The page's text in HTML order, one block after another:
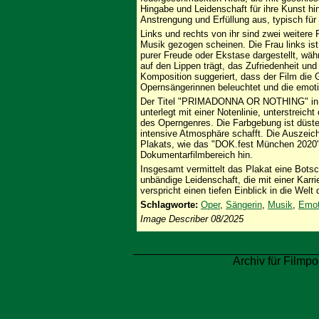
Hingabe und Leidenschaft für ihre Kunst
Anstrengung und Erfüllung aus, typisch
Links und rechts von ihr sind zwei weitere
Musik gezogen scheinen. Die Frau links
purer Freude oder Ekstase dargestellt,
auf den Lippen trägt, das Zufriedenheit
Komposition suggeriert, dass der Film die
Opernsängerinnen beleuchtet und die
Der Titel "PRIMADONNA OR NOTHING"
unterlegt mit einer Notenlinie,
des Operngenres. Die Farbgebung ist
intensive Atmosphäre schafft. Die
Plakats, wie das "DOK.fest München
Dokumentarfilmbereich hin.
Insgesamt vermittelt das Plakat eine
unbändige Leidenschaft, die mit einer
verspricht einen tiefen Einblick in die Welt
Schlagworte: Oper, Sängerin, Musik,
Image Describer 08/2025
Archiv für